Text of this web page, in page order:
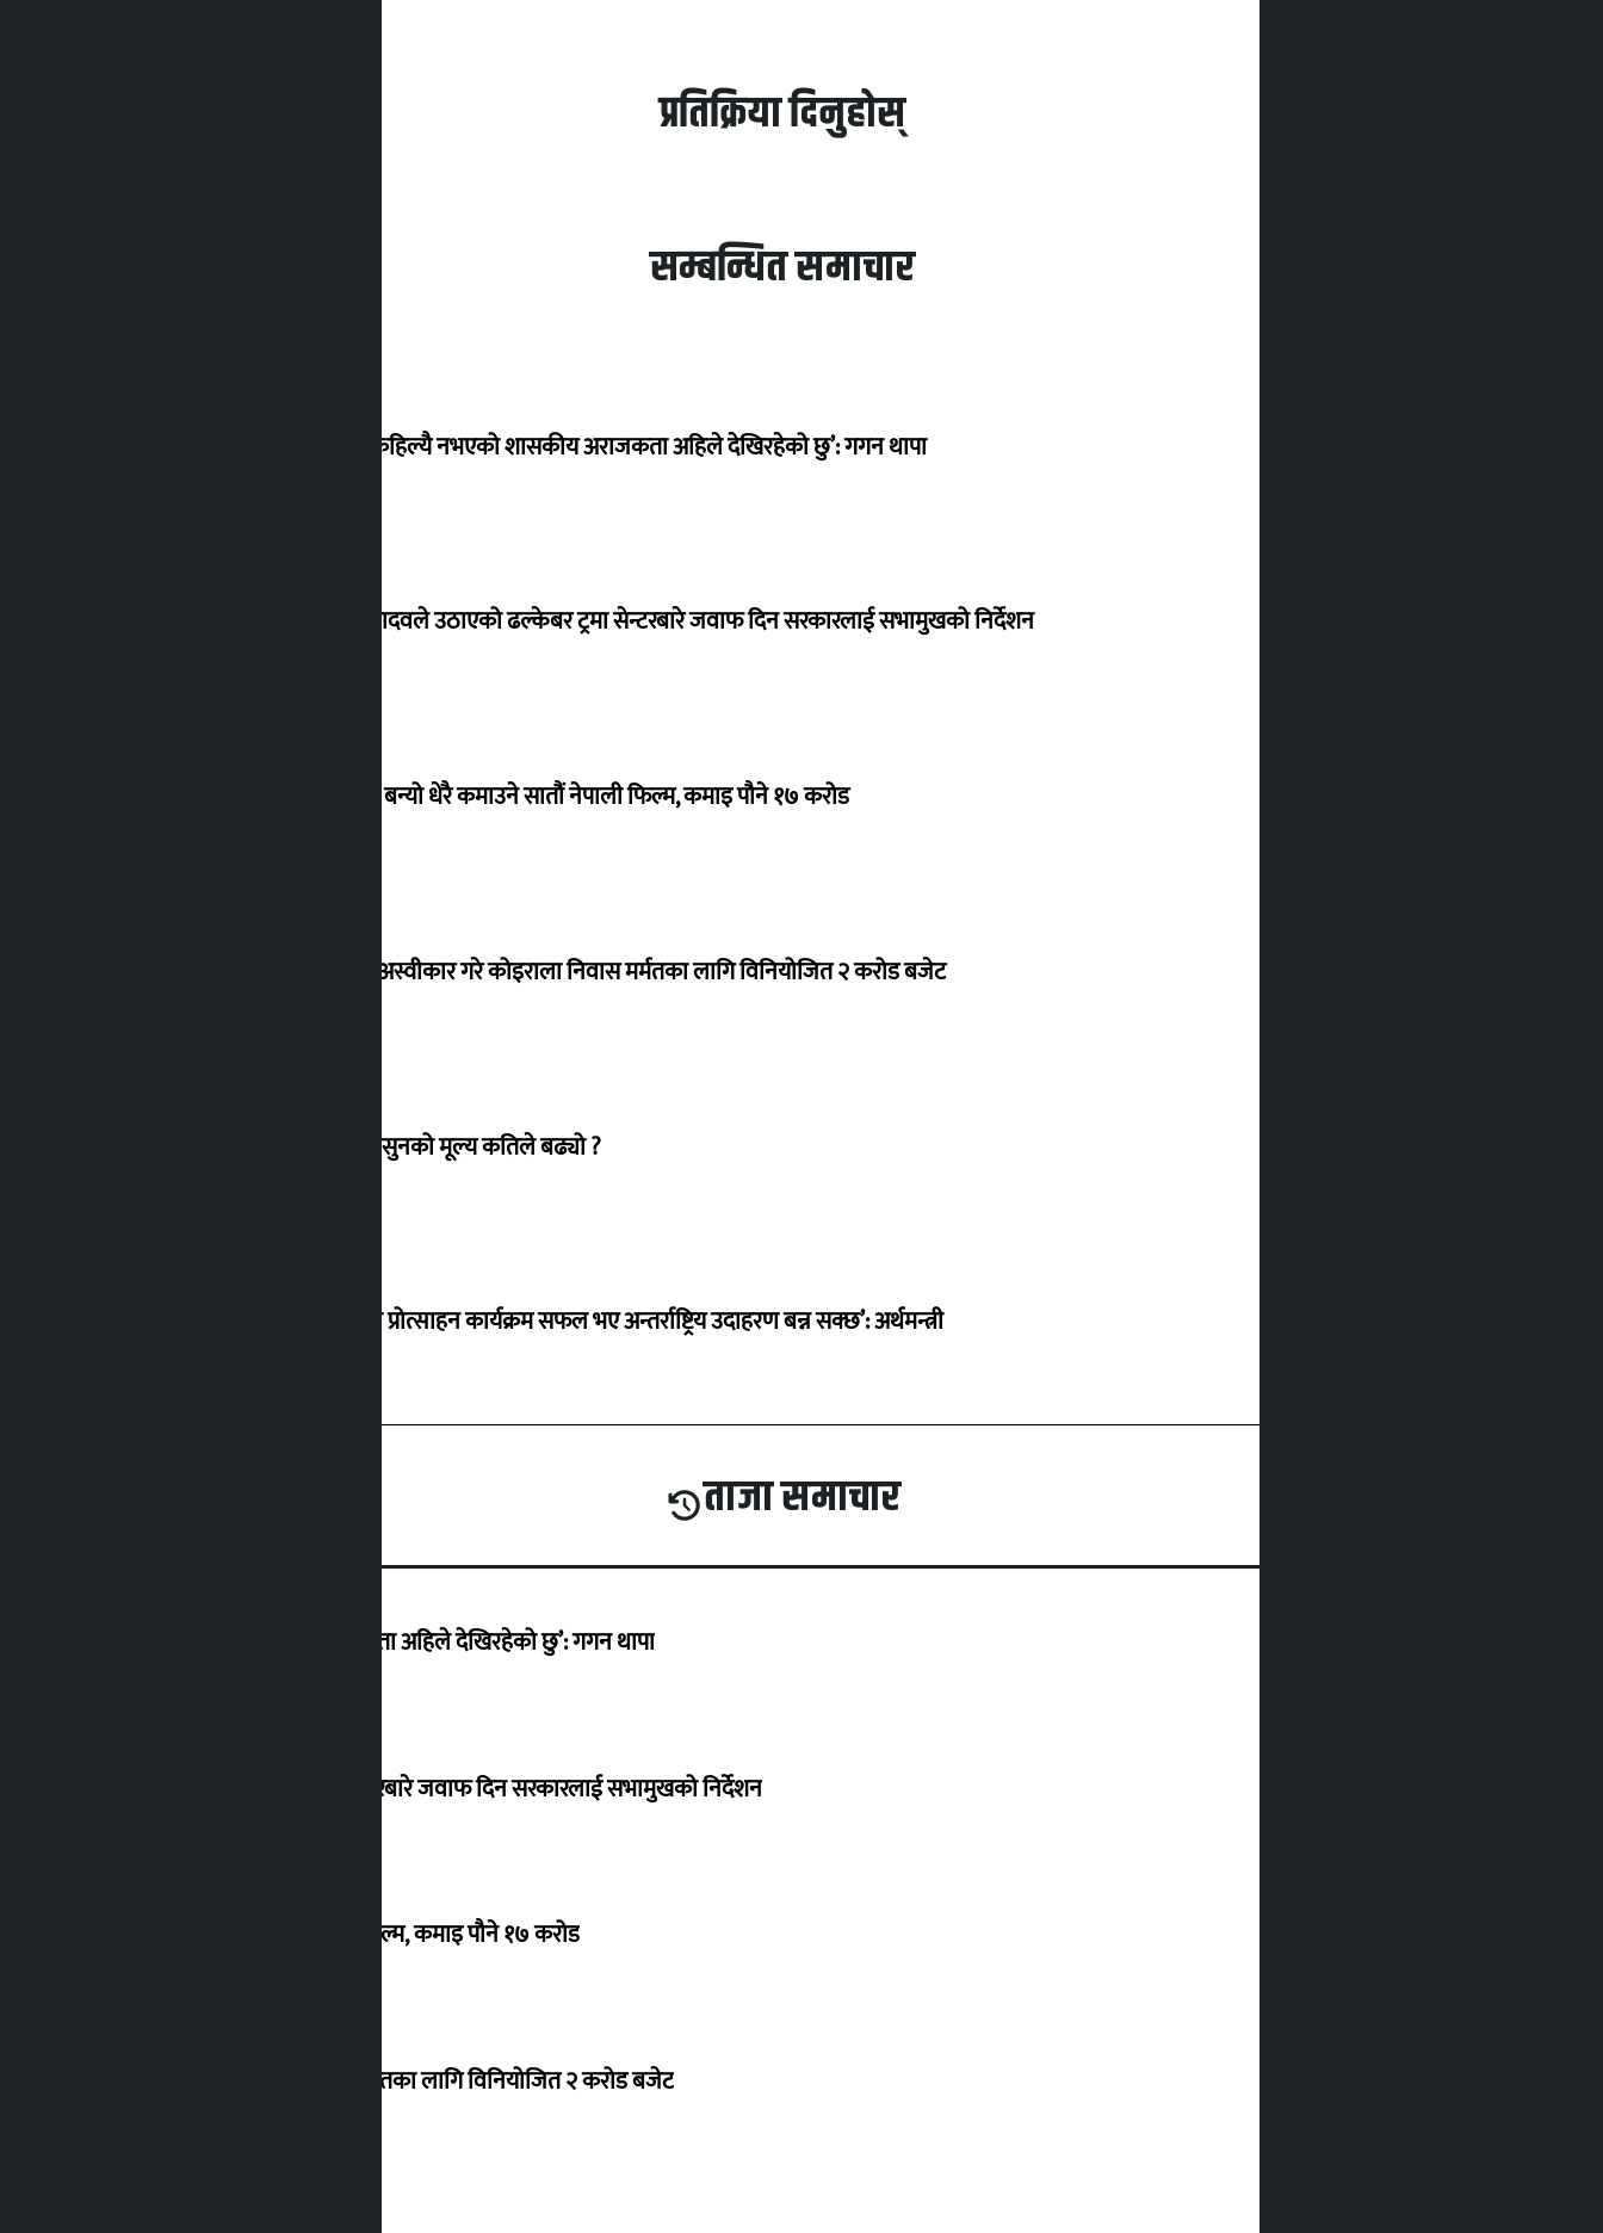
प्रतिक्रिया दिनुहोस्
सम्बन्धित समाचार
‘देशमा कहिल्यै नभएको शासकीय अराजकता अहिले देखिरहेको छु’: गगन थापा
सांसद यादवले उठाएको ढल्केबर ट्रमा सेन्टरबारे जवाफ दिन सरकारलाई सभामुखको निर्देशन
‘गौंथली’ बन्यो धेरै कमाउने सातौं नेपाली फिल्म, कमाइ पौने १७ करोड
शेखरले अस्वीकार गरे कोइराला निवास मर्मतका लागि विनियोजित २ करोड बजेट
शुक्रबार सुनको मूल्य कतिले बढ्यो ?
‘करदाता प्रोत्साहन कार्यक्रम सफल भए अन्तर्राष्ट्रिय उदाहरण बन्न सक्छ’: अर्थमन्त्री
ताजा समाचार
‘देशमा कहिल्यै नभएको शासकीय अराजकता अहिले देखिरहेको छु’: गगन थापा
सांसद यादवले उठाएको ढल्केबर ट्रमा सेन्टरबारे जवाफ दिन सरकारलाई सभामुखको निर्देशन
‘गौंथली’ बन्यो धेरै कमाउने सातौं नेपाली फिल्म, कमाइ पौने १७ करोड
शेखरले अस्वीकार गरे कोइराला निवास मर्मतका लागि विनियोजित २ करोड बजेट